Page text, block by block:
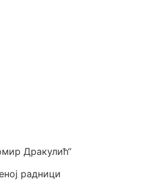
Дракулић“
радници